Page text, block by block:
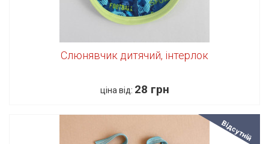
Слюнявчик дитячий, інтерлок
ціна від: 28 грн
Відсутній